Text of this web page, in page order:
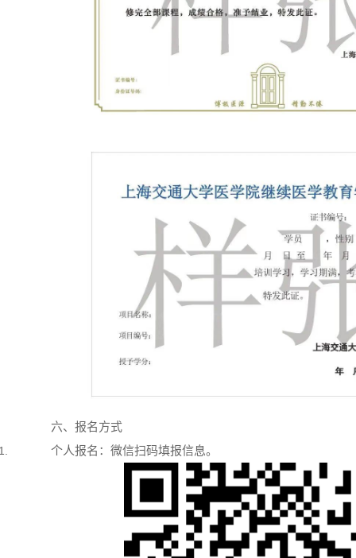
六、报名方式
个人报名：微信扫码填报信息。